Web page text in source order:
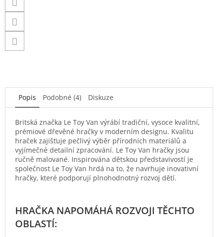
Popis Podobné (4) Diskuze
Britská značka Le Toy Van výrábí tradiční, vysoce kvalitní,
prémiové dřevěné hračky v moderním designu. Kvalitu
hraček zajišťuje pečlivý výběr přírodních materiálů a
vyjímečné detailní zpracování. Le Toy Van hračky jsou
ručně malované. Inspirována dětskou představivostí je
společnost Le Toy Van hrdá na to, že navrhuje inovativní
hračky, které podporují plnohodnotný rozvoj dětí.